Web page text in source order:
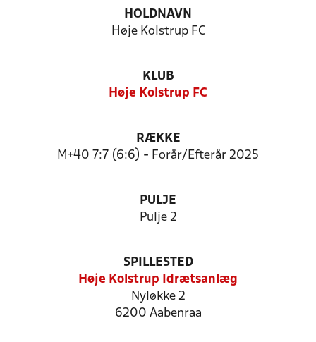
HOLDNAVN
Høje Kolstrup FC
KLUB
Høje Kolstrup FC
RÆKKE
M+40 7:7 (6:6) - Forår/Efterår 2025
PULJE
Pulje 2
SPILLESTED
Høje Kolstrup Idrætsanlæg
Nyløkke 2
6200 Aabenraa